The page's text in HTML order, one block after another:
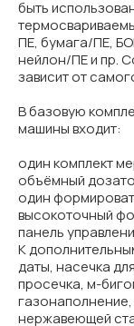
быть
ПЕ, бумага/ПЕ,
нейлон/ПЕ и пр.
зависит от
В базовую
машины входит:
один комплект
объёмный
один
высокоточный
панель
К
даты, насечка
просечка, м-
нержавеющей